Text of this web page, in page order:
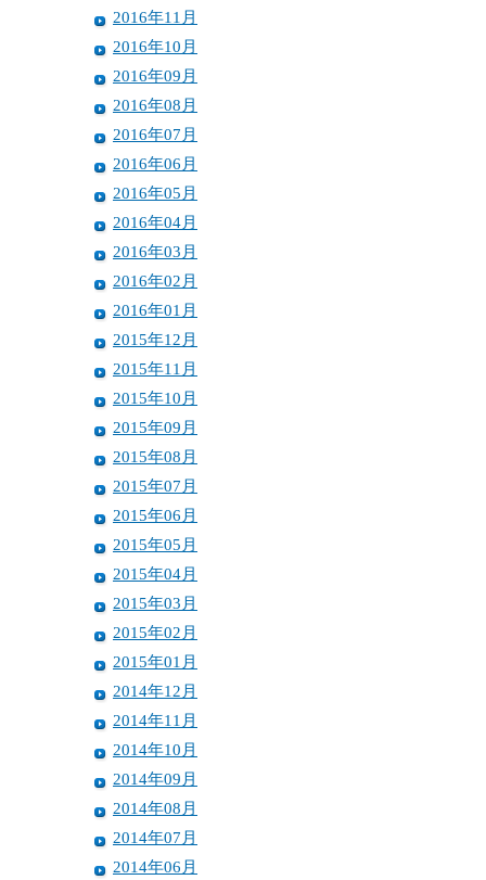
2016年11月
2016年10月
2016年09月
2016年08月
2016年07月
2016年06月
2016年05月
2016年04月
2016年03月
2016年02月
2016年01月
2015年12月
2015年11月
2015年10月
2015年09月
2015年08月
2015年07月
2015年06月
2015年05月
2015年04月
2015年03月
2015年02月
2015年01月
2014年12月
2014年11月
2014年10月
2014年09月
2014年08月
2014年07月
2014年06月